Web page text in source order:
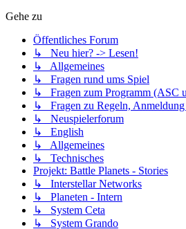
Gehe zu
Öffentliches Forum
↳ Neu hier? -> Lesen!
↳ Allgemeines
↳ Fragen rund ums Spiel
↳ Fragen zum Programm (ASC
↳ Fragen zu Regeln, Anmeldung
↳ Neuspielerforum
↳ English
↳ Allgemeines
↳ Technisches
Projekt: Battle Planets - Stories
↳ Interstellar Networks
↳ Planeten - Intern
↳ System Ceta
↳ System Grando